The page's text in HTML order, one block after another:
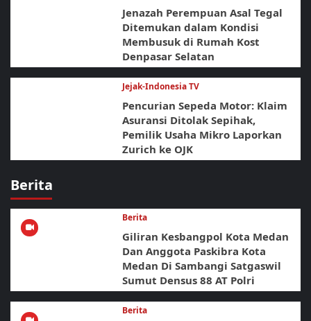
Jenazah Perempuan Asal Tegal
Ditemukan dalam Kondisi
Membusuk di Rumah Kost
Denpasar Selatan
Jejak-Indonesia TV
Pencurian Sepeda Motor: Klaim
Asuransi Ditolak Sepihak,
Pemilik Usaha Mikro Laporkan
Zurich ke OJK
Berita
Berita
Giliran Kesbangpol Kota Medan
Dan Anggota Paskibra Kota
Medan Di Sambangi Satgaswil
Sumut Densus 88 AT Polri
Berita